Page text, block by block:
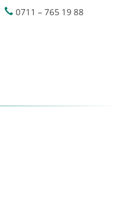
0711 – 765 19 88